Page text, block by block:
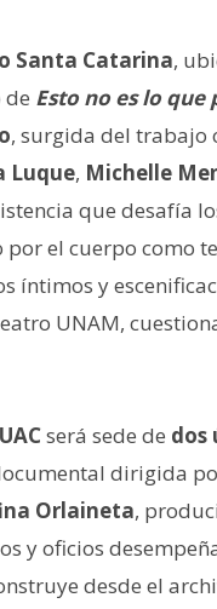
Santa Catarina,
de Esto no es lo que
, surgida del trabajo
Luque, Michelle
que desafía
el cuerpo como
íntimos y
UNAM,
será sede de dos
dirigida
Orlaineta,
y oficios
desde el